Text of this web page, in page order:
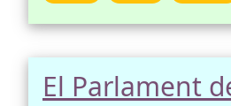
El Parlament